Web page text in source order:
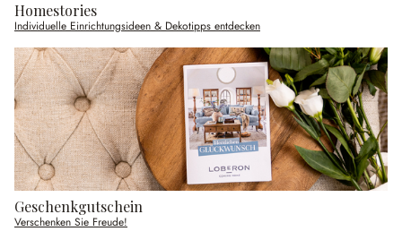
Homestories
Individuelle Einrichtungsideen & Dekotipps entdecken
Geschenkgutschein
Verschenken Sie Freude!